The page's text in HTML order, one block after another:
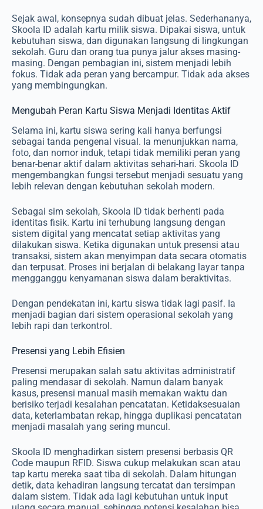
Sejak awal, konsepnya sudah dibuat jelas. Sederhananya,
Skoola ID adalah kartu milik siswa. Dipakai siswa, untuk
kebutuhan siswa, dan digunakan langsung di lingkungan
sekolah. Guru dan orang tua punya jalur akses masing-
masing. Dengan pembagian ini, sistem menjadi lebih
fokus. Tidak ada peran yang bercampur. Tidak ada akses
yang membingungkan.
Mengubah Peran Kartu Siswa Menjadi Identitas Aktif
Selama ini, kartu siswa sering kali hanya berfungsi
sebagai tanda pengenal visual. Ia menunjukkan nama,
foto, dan nomor induk, tetapi tidak memiliki peran yang
benar-benar aktif dalam aktivitas sehari-hari. Skoola ID
mengembangkan fungsi tersebut menjadi sesuatu yang
lebih relevan dengan kebutuhan sekolah modern.
Sebagai sim sekolah, Skoola ID tidak berhenti pada
identitas fisik. Kartu ini terhubung langsung dengan
sistem digital yang mencatat setiap aktivitas yang
dilakukan siswa. Ketika digunakan untuk presensi atau
transaksi, sistem akan menyimpan data secara otomatis
dan terpusat. Proses ini berjalan di belakang layar tanpa
mengganggu kenyamanan siswa dalam beraktivitas.
Dengan pendekatan ini, kartu siswa tidak lagi pasif. Ia
menjadi bagian dari sistem operasional sekolah yang
lebih rapi dan terkontrol.
Presensi yang Lebih Efisien
Presensi merupakan salah satu aktivitas administratif
paling mendasar di sekolah. Namun dalam banyak
kasus, presensi manual masih memakan waktu dan
berisiko terjadi kesalahan pencatatan. Ketidaksesuaian
data, keterlambatan rekap, hingga duplikasi pencatatan
menjadi masalah yang sering muncul.
Skoola ID menghadirkan sistem presensi berbasis QR
Code maupun RFID. Siswa cukup melakukan scan atau
tap kartu mereka saat tiba di sekolah. Dalam hitungan
detik, data kehadiran langsung tercatat dan tersimpan
dalam sistem. Tidak ada lagi kebutuhan untuk input